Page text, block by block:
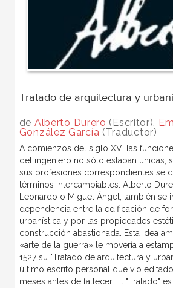
Tratado de arquitectura y
de Alberto Durero (Escritor),
González García (Traductor)
A comienzos del siglo XVI las
del ingeniero no sólo estaban unidas,
sus profesiones correspondientes se
términos intercambiables. Alberto
Leonardo o Miguel Ángel, también se
dependencia entre la edificación de
urbanística y por las propiedades
construcción abastionada. Esta idea
«arte de la guerra» le movería a
1527 su "Tratado de arquitectura y
último escrito personal que vio
meses antes de fallecer. El "Tratado"